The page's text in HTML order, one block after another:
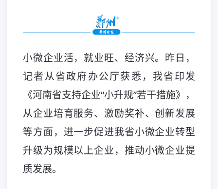
小微企业活，就业旺、经济兴。昨日，
记者从省政府办公厅获悉，我省印发
《河南省支持企业“小升规”若干措施》，
从企业培育服务、激励奖补、创新发展
等方面，进一步促进我省小微企业转型
升级为规模以上企业，推动小微企业提
质发展。